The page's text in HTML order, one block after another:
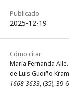
Publicado
2025-12-19
Cómo citar
María Fernanda
de Luis Gudiño
1668-3633, (35),